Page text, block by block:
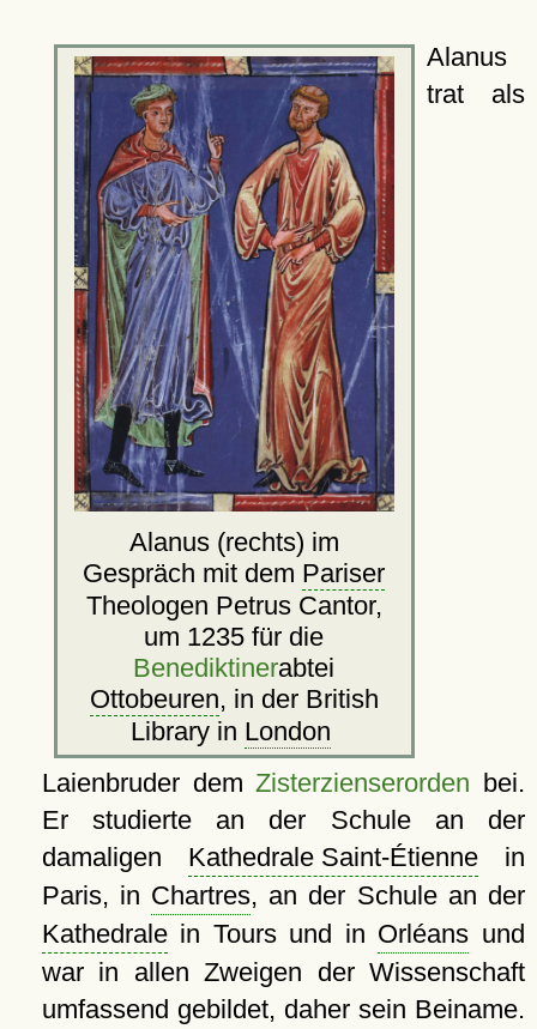
Alanus (rechts) im
Gespräch mit dem Pariser
Theologen Petrus Cantor,
um 1235 für die
Benediktinerabtei
Ottobeuren, in der British
Library in London
Alanus
trat als
Laienbruder demZisterzienserorden bei.
Er studierte an der Schule an der
damaligen Kathedrale Saint-Étiennein
Paris, in Chartres, an der Schule an der
Kathedralein Tours und in Orléans und
war in allen Zweigen der Wissenschaft
umfassend gebildet, daher sein Beiname.